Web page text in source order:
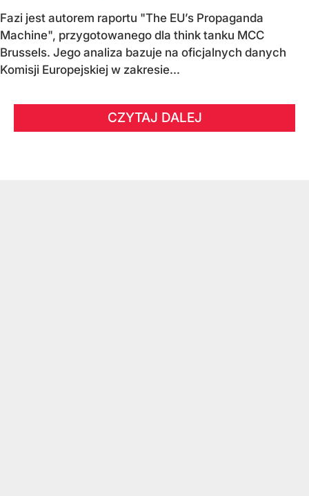
Fazi jest autorem raportu "The EU’s Propaganda
Machine", przygotowanego dla think tanku MCC
Brussels. Jego analiza bazuje na oficjalnych danych
Komisji Europejskiej w zakresie...
CZYTAJ DALEJ